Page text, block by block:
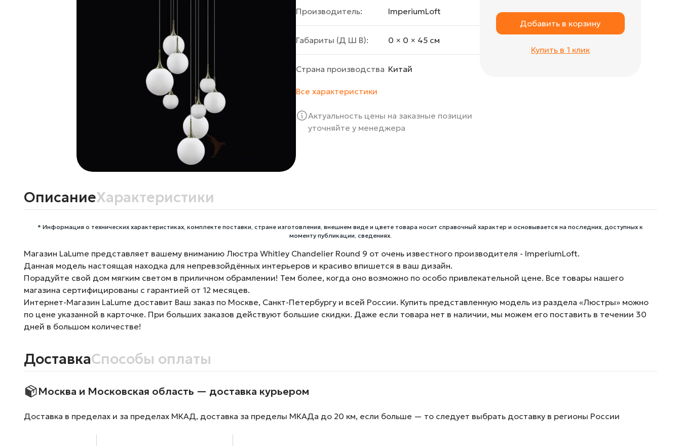
Производитель: ImperiumLoft
Габариты (Д Ш В): 0 × 0 × 45 cм
Страна производства Китай
Все характеристики
Актуальность цены на заказные позиции
уточняйте у менеджера
Добавить в корзину
Купить в 1 клик
ОписаниеХарактеристики
* Информация о технических характеристиках, комплекте поставки, стране изготовления, внешнем виде и цвете товара носит справочный характер и основывается на последних, доступных к
моменту публикации, сведениях.
Магазин LaLume представляет вашему вниманию Люстра Whitley Chandelier Round 9 от очень известного производителя - ImperiumLoft.
Данная модель настоящая находка для непревзойдённых интерьеров и красиво впишется в ваш дизайн.
Порадуйте свой дом мягким светом в приличном обрамлении! Тем более, когда оно возможно по особо привлекательной цене. Все товары нашего
магазина сертифицированы с гарантией от 12 месяцев.
Интернет-Магазин LaLume доставит Ваш заказ по Москве, Санкт-Петербургу и всей России. Купить представленную модель из раздела «Люстры» можно
по цене указанной в карточке. При больших заказов действуют большие скидки. Даже если товара нет в наличии, мы можем его поставить в течении 30
дней в большом количестве!
ДоставкаСпособы оплаты
Москва и Московская область — доставка курьером
Доставка в пределах и за пределах МКАД, доставка за пределы МКАДа до 20 км, если больше — то следует выбрать доставку в регионы России